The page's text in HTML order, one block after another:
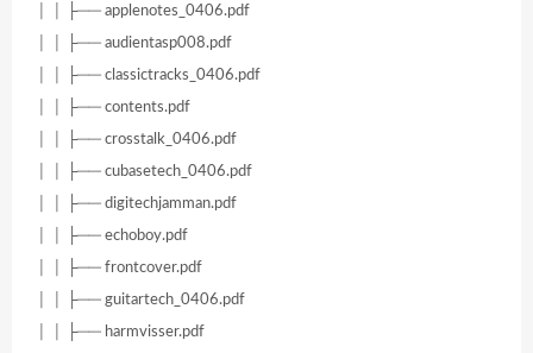
│ │ ├── applenotes_0406.pdf
│ │ ├── audientasp008.pdf
│ │ ├── classictracks_0406.pdf
│ │ ├── contents.pdf
│ │ ├── crosstalk_0406.pdf
│ │ ├── cubasetech_0406.pdf
│ │ ├── digitechjamman.pdf
│ │ ├── echoboy.pdf
│ │ ├── frontcover.pdf
│ │ ├── guitartech_0406.pdf
│ │ ├── harmvisser.pdf